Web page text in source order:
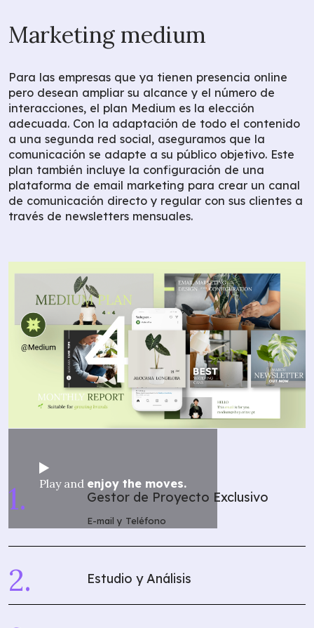
Marketing medium
Para las empresas que ya tienen presencia online
pero desean ampliar su alcance y el número de
interacciones, el plan Medium es la elección
adecuada. Con la adaptación de todo el contenido
a una segunda red social, aseguramos que la
comunicación se adapte a su público objetivo. Este
plan también incluye la configuración de una
plataforma de email marketing para crear un canal
de comunicación directo y regular con sus clientes a
través de newsletters mensuales.
Play and enjoy the moves.
Gestor de Proyecto Exclusivo
E-mail y Teléfono
Estudio y Análisis